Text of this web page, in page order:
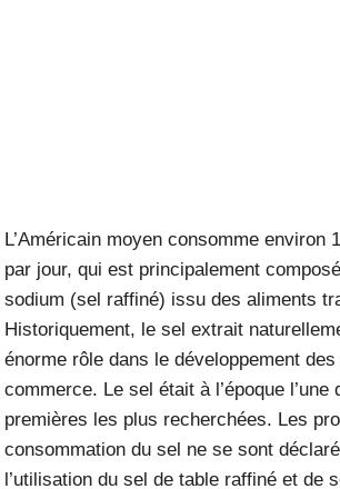
L’Américain moyen consomme environ
par jour, qui est principalement
sodium (sel raffiné) issu des aliments
Historiquement, le sel extrait
énorme rôle dans le développement
commerce. Le sel était à l’époque l’une
premières les plus recherchées. Les
consommation du sel ne se sont
l’utilisation du sel de table raffiné et de